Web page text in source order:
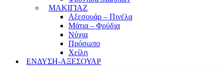
ΜΑΚΙΓΙΑΖ
Αξεσουάρ – Πινέλα
Μάτια – Φρύδια
Νύχια
Πρόσωπο
Χείλη
ΕΝΔΥΣΗ-ΑΞΕΣΟΥΑΡ